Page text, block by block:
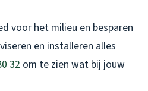
voor het milieu en besparen
en installeren alles
32 om te zien wat bij jouw